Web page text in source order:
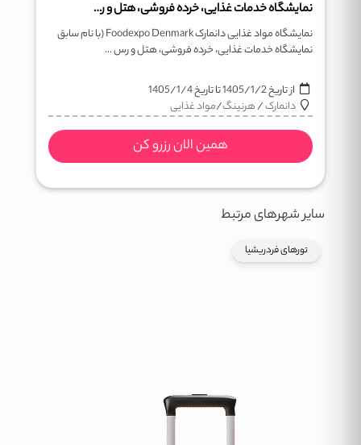
نمایشگاه خدمات غذایی، خرده فروشی، هتل و رستوران Foodexpo
نمایشگاه مواد غذایی دانمارک Foodexpo Denmark (با نام سابق
نمایشگاه خدمات غذایی، خرده فروشی، هتل و رس ...
از تاریخ1405/1/2تا تاریخ1405/1/4
دانمارک/هرنینگ/مواد غذایی
همین الان رزرو کن
سایر شهرهای مرتبط
تورهای فردریشیا